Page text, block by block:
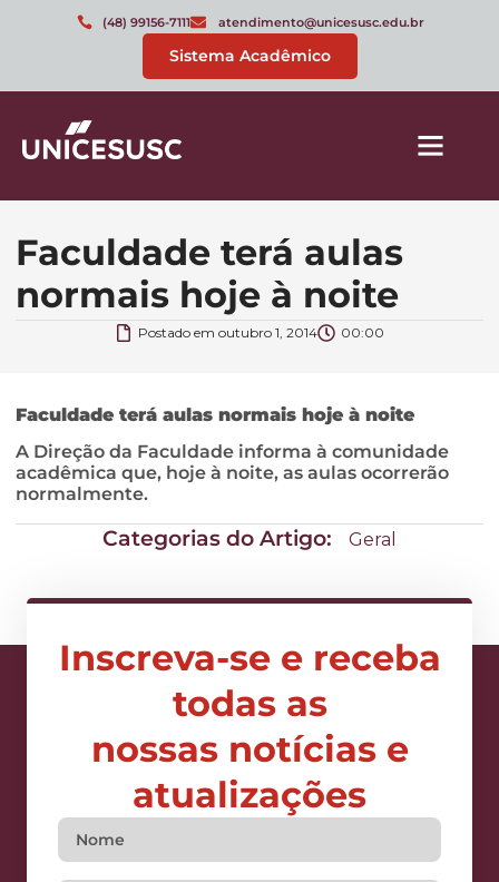
(48) 99156-7111 atendimento@unicesusc.edu.br
Sistema Acadêmico
Faculdade terá aulas
normais hoje à noite
Postado em outubro 1, 2014 00:00
Faculdade terá aulas normais hoje à noite
A Direção da Faculdade informa à comunidade
acadêmica que, hoje à noite, as aulas ocorrerão
normalmente.
Categorias do Artigo: Geral
Inscreva-se e receba
todas as
nossas notícias e
atualizações